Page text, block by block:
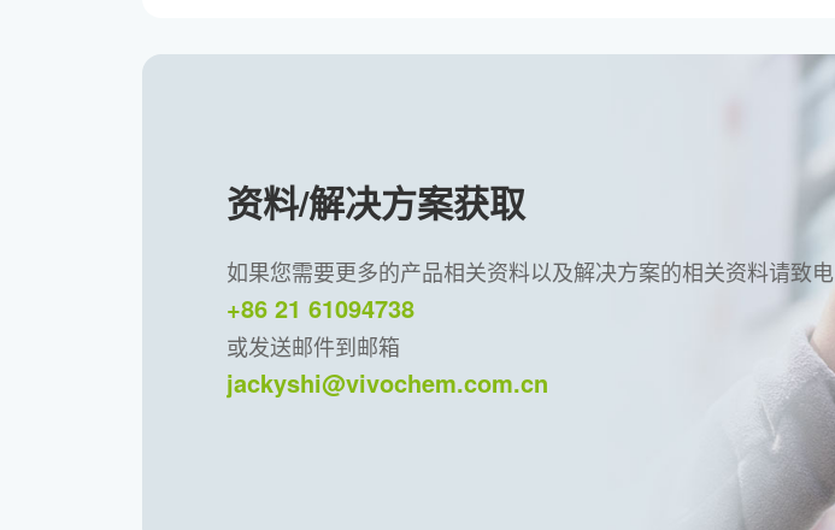
资料/解决方案获取
如果您需要更多的产品相关资料以及解决方案的相关资料请致电
+86 21 61094738
或发送邮件到邮箱
jackyshi@vivochem.com.cn